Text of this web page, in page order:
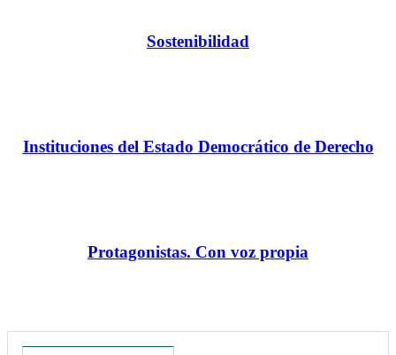
Sostenibilidad
Instituciones del Estado Democrático de Derecho
Protagonistas. Con voz propia